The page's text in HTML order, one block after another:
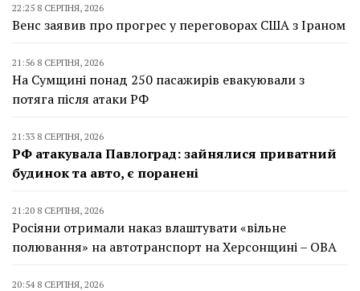
22:25 8 СЕРПНЯ, 2026
Венс заявив про прогрес у переговорах США з Іраном
21:56 8 СЕРПНЯ, 2026
На Сумщині понад 250 пасажирів евакуювали з
потяга після атаки РФ
21:33 8 СЕРПНЯ, 2026
РФ атакувала Павлоград: зайнялися приватний
будинок та авто, є поранені
21:20 8 СЕРПНЯ, 2026
Росіяни отримали наказ влаштувати «вільне
полювання» на автотранспорт на Херсонщині – ОВА
20:54 8 СЕРПНЯ, 2026